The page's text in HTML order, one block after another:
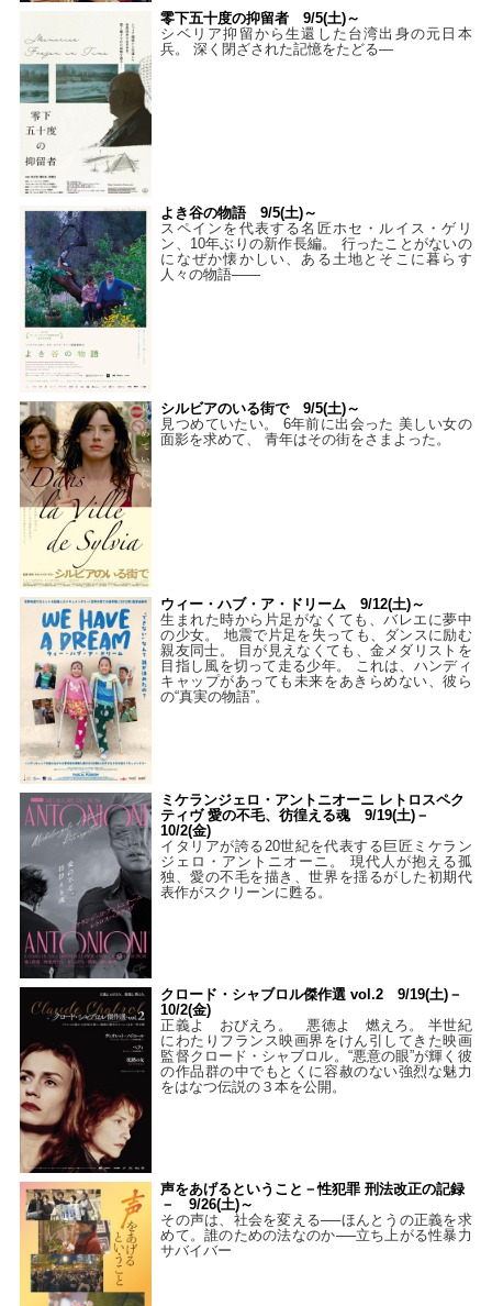
零下五十度の抑留者 9/5(土)～
シベリア抑留から生還した台湾出身の元日本
兵。 深く閉ざされた記憶をたどる—
よき谷の物語 9/5(土)～
スペインを代表する名匠ホセ・ルイス・ゲリ
ン、10年ぶりの新作長編。 行ったことがないの
になぜか懐かしい、ある土地とそこに暮らす
人々の物語――
シルビアのいる街で 9/5(土)～
見つめていたい。 6年前に出会った 美しい女の
面影を求めて、 青年はその街をさまよった。
ウィー・ハブ・ア・ドリーム 9/12(土)～
生まれた時から片足がなくても、バレエに夢中
の少女。 地震で片足を失っても、ダンスに励む
親友同士。 目が見えなくても、金メダリストを
目指し風を切って走る少年。 これは、ハンディ
キャップがあっても未来をあきらめない、彼ら
の“真実の物語”。
ミケランジェロ・アントニオーニ レトロスペク
ティヴ 愛の不毛、彷徨える魂 9/19(土)－
10/2(金)
イタリアが誇る20世紀を代表する巨匠ミケラン
ジェロ・アントニオーニ。 現代人が抱える孤
独、愛の不毛を描き、世界を揺るがした初期代
表作がスクリーンに甦る。
クロード・シャブロル傑作選 vol.2 9/19(土)－
10/2(金)
正義よ おびえろ。 悪徳よ 燃えろ。 半世紀
にわたりフランス映画界をけん引してきた映画
監督クロード・シャブロル。“悪意の眼”が輝く彼
の作品群の中でもとくに容赦のない強烈な魅力
をはなつ伝説の３本を公開。
声をあげるということ－性犯罪 刑法改正の記録
－ 9/26(土)～
その声は、社会を変える──ほんとうの正義を求
めて。誰のための法なのか──立ち上がる性暴力
サバイバー